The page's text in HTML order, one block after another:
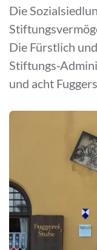
Die
Die Fürstlich
Stiftungs-
und acht